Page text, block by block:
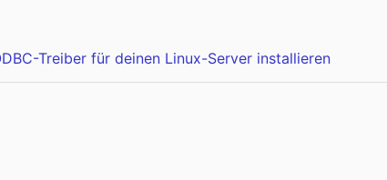
Treiber für deinen Linux-Server installieren